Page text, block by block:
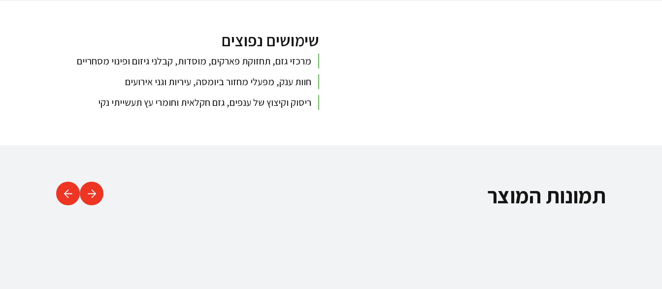
שימושים נפוצים
מרכזי גזם, תחזוקת פארקים, מוסדות, קבלני גיזום ופינוי מסחריים
חוות ענק, מפעלי מחזור ביומסה, עיריות וגני אירועים
ריסוק וקיצוץ של ענפים, גזם חקלאית וחומרי עץ תעשייתי נקי
תמונות המוצר